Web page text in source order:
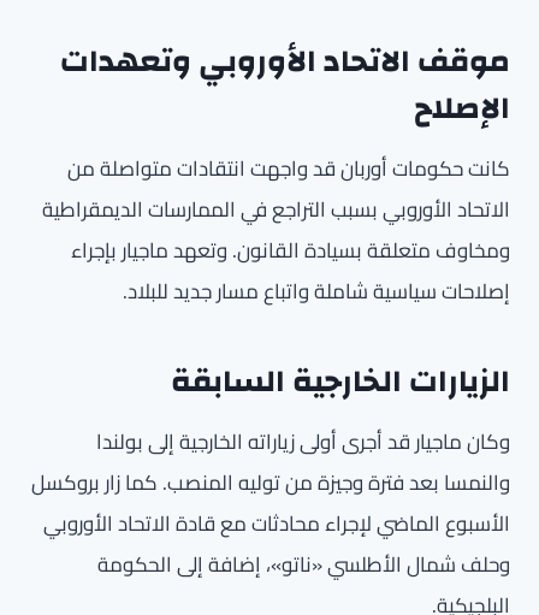
موقف الاتحاد الأوروبي وتعهدات
الإصلاح
كانت حكومات أوربان قد واجهت انتقادات متواصلة من
الاتحاد الأوروبي بسبب التراجع في الممارسات الديمقراطية
ومخاوف متعلقة بسيادة القانون. وتعهد ماجيار بإجراء
إصلاحات سياسية شاملة واتباع مسار جديد للبلاد.
الزيارات الخارجية السابقة
وكان ماجيار قد أجرى أولى زياراته الخارجية إلى بولندا
والنمسا بعد فترة وجيزة من توليه المنصب. كما زار بروكسل
الأسبوع الماضي لإجراء محادثات مع قادة الاتحاد الأوروبي
وحلف شمال الأطلسي «ناتو»، إضافة إلى الحكومة
البلجيكية.